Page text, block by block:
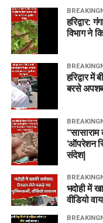
हरिद्वार:
विभाग ने
हरिद्वार
बरसे
‘ऑपरेशन
संदेश|
भदोही में
वीडियो